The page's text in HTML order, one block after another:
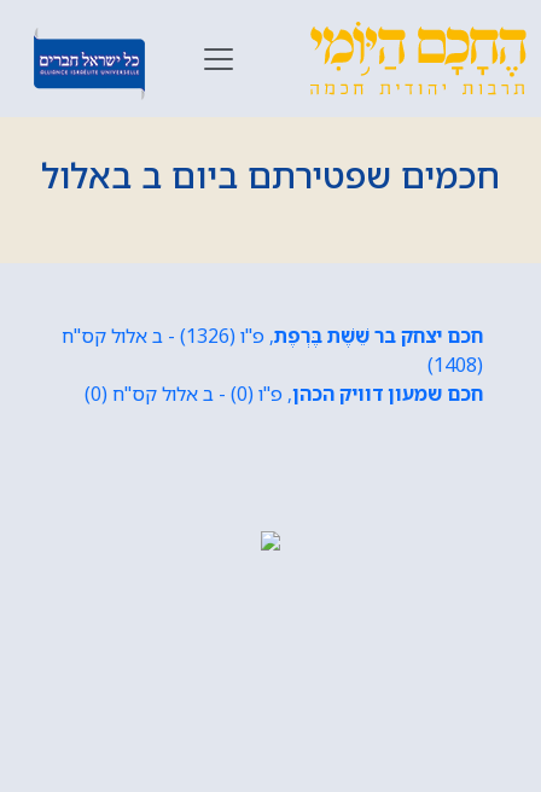
חכמים שפטירתם ביום ב באלול
חכם יצחק בר שֵׁשֶׁת בֶּרְפֶת
, פ"ו (1326) - ב אלול קס"ח
(1408)
חכם שמעון דוויק הכהן, פ"ו (0) - ב אלול קס"ח (0)